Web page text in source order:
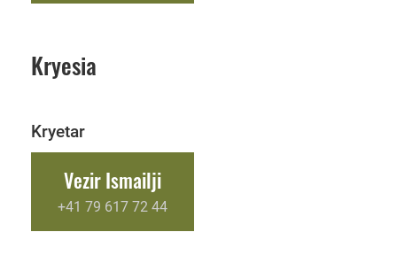
Kryesia
Kryetar
Vezir Ismailji
+41 79 617 72 44